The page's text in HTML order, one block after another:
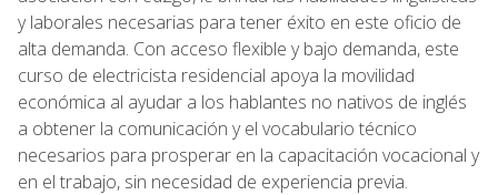
y laborales necesarias para tener éxito en este oficio de
alta demanda. Con acceso flexible y bajo demanda, este
curso de electricista residencial apoya la movilidad
económica al ayudar a los hablantes no nativos de inglés
a obtener la comunicación y el vocabulario técnico
necesarios para prosperar en la capacitación vocacional y
en el trabajo, sin necesidad de experiencia previa.